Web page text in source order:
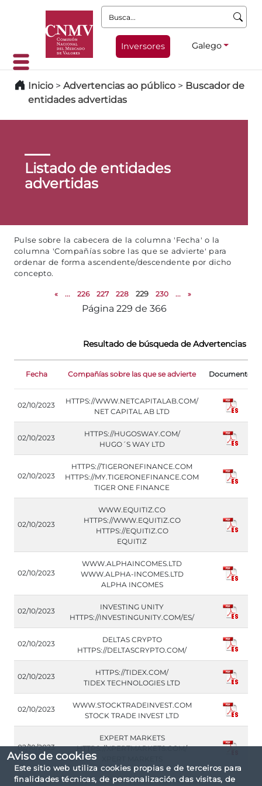
Aviso de cookies
Este sitio web utiliza cookies propias e de terceiros para
finalidades técnicas, de personalización das visitas, de
Busca:
Inversores Galego
Inicio > Advertencias ao público > Buscador de
entidades advertidas
Listado de entidades
advertidas
Pulse sobre la cabecera de la columna 'Fecha' o la
columna 'Compañías sobre las que se advierte' para
ordenar de forma ascendente/descendente por dicho
concepto.
« ... 226 227 228 229 230 ... »
Página 229 de 366
Resultado de búsqueda de Advertencias de
Fecha Compañías sobre las que se advierte Documento
02/10/2023
HTTPS://WWW.NETCAPITALAB.COM/
NET CAPITAL AB LTD
02/10/2023
HTTPS://HUGOSWAY.COM/
HUGO´S WAY LTD
02/10/2023
HTTPS://TIGERONEFINANCE.COM
HTTPS://MY.TIGERONEFINANCE.COM
TIGER ONE FINANCE
02/10/2023
WWW.EQUITIZ.CO
HTTPS://WWW.EQUITIZ.CO
HTTPS://EQUITIZ.CO
EQUITIZ
02/10/2023
WWW.ALPHAINCOMES.LTD
WWW.ALPHA-INCOMES.LTD
ALPHA INCOMES
02/10/2023
INVESTING UNITY
HTTPS://INVESTINGUNITY.COM/ES/
02/10/2023
DELTAS CRYPTO
HTTPS://DELTASCRYPTO.COM/
02/10/2023
HTTPS://TIDEX.COM/
TIDEX TECHNOLOGIES LTD
02/10/2023
WWW.STOCKTRADEINVEST.COM
STOCK TRADE INVEST LTD
02/10/2023
EXPERT MARKETS
HTTPS://XPERTMARKETS.COM/